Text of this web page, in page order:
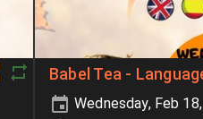
Babel Tea -
Wednesday, Feb